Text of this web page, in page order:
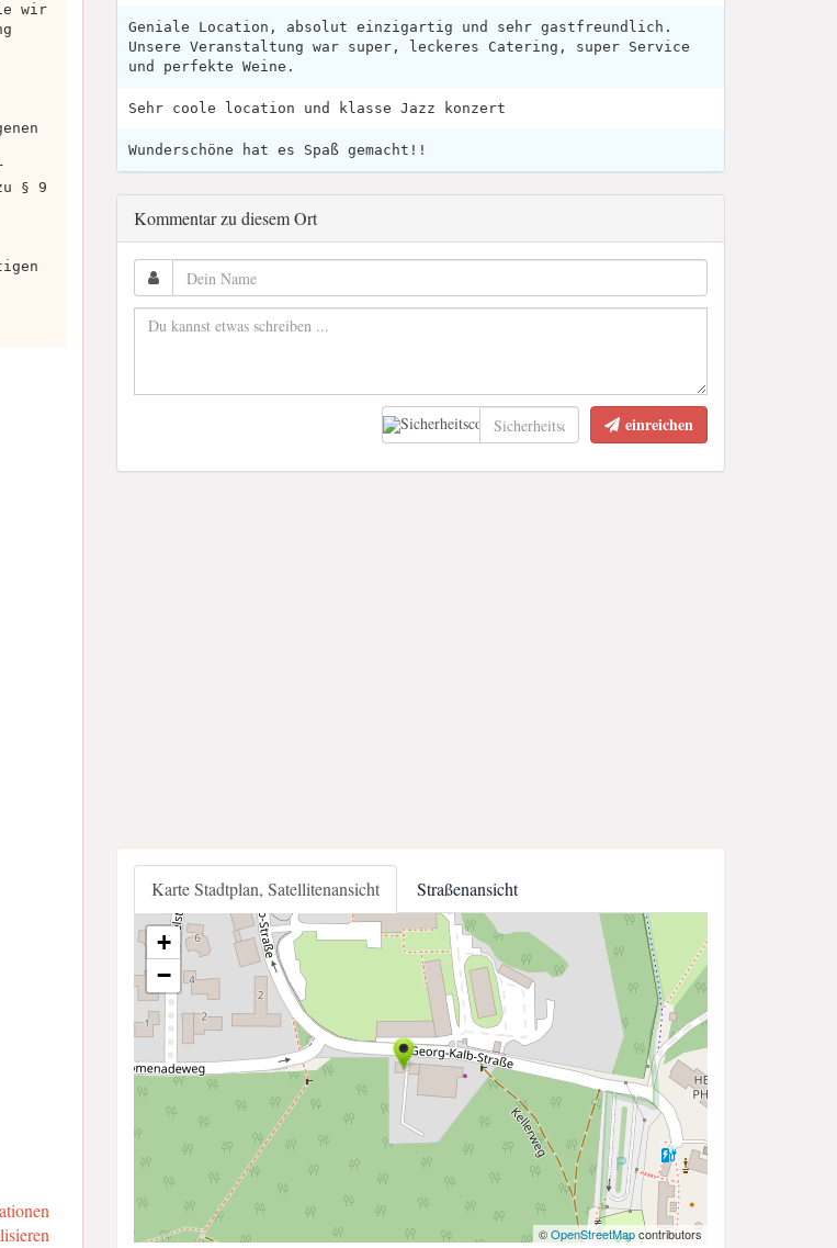
wir
§ 9
Geniale Location, absolut einzigartig und sehr gastfreundlich.
Unsere Veranstaltung war super, leckeres Catering, super Service
und perfekte Weine.
Sehr coole location und klasse Jazz konzert
Wunderschöne hat es Spaß gemacht!!
Kommentar zu diesem Ort
einreichen
Karte Stadtplan, Satellitenansicht Straßenansicht
+
−
©OpenStreetMapcontributors